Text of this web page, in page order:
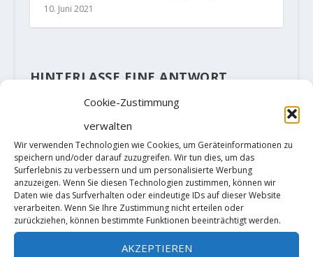
Cookie-Zustimmung
verwalten
Wir verwenden Technologien wie Cookies, um Geräteinformationen zu
speichern und/oder darauf zuzugreifen. Wir tun dies, um das
Surferlebnis zu verbessern und um personalisierte Werbung
anzuzeigen. Wenn Sie diesen Technologien zustimmen, können wir
Daten wie das Surfverhalten oder eindeutige IDs auf dieser Website
verarbeiten. Wenn Sie Ihre Zustimmung nicht erteilen oder
zurückziehen, können bestimmte Funktionen beeinträchtigt werden.
AKZEPTIEREN
10. Juni 2021
HINTERLASSE EINE ANTWORT
Deine E-Mail-Adresse wird nicht
veröffentlicht.Erforderliche Felder
sind mit*markiert